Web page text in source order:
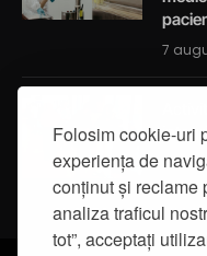
Folosim cookie-uri
experiența de
conținut și reclame
analiza traficul
tot”, acceptați
7
7